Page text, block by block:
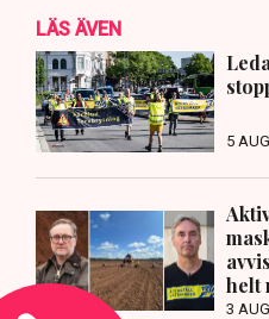
LÄS ÄVEN
5
helt
3